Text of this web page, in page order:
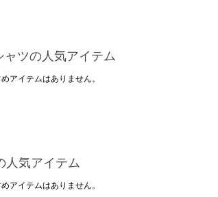
ャツの人気アイテム
アイテムはありません。
人気アイテム
アイテムはありません。